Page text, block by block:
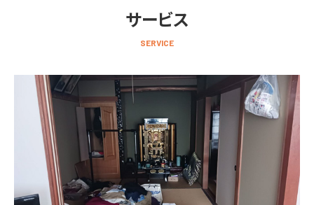
サービス
SERVICE